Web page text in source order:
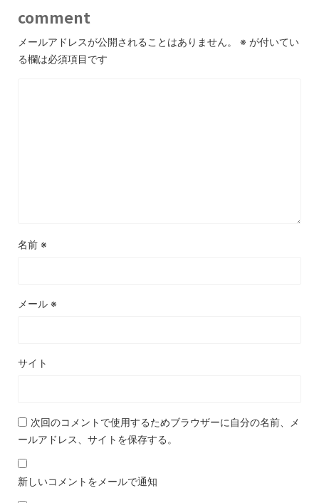
comment
メールアドレスが公開されることはありません。 ※ が付いてい
る欄は必須項目です
名前 ※
メール ※
サイト
次回のコメントで使用するためブラウザーに自分の名前、メ
ールアドレス、サイトを保存する。
新しいコメントをメールで通知